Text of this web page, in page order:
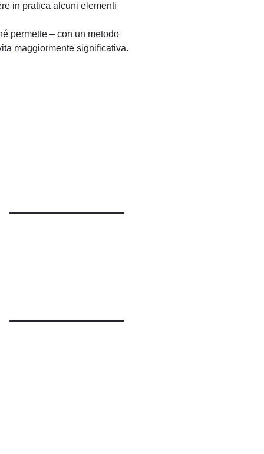
in pratica alcuni elementi
permette – con un metodo
maggiormente significativa.